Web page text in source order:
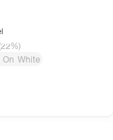
On White